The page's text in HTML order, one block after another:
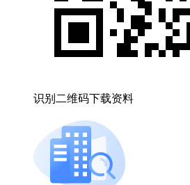
识别二维码下载资料